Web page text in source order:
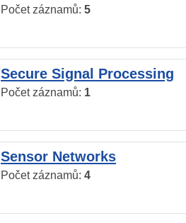
Počet záznamů: 5
Secure Signal Processing
Počet záznamů: 1
Sensor Networks
Počet záznamů: 4